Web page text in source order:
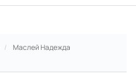
/
Маслей Надежда